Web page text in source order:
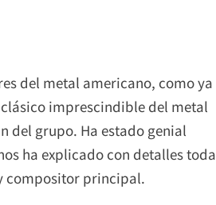
del metal americano, como ya
imprescindible del metal
del grupo. Ha estado genial
ha explicado con detalles toda
compositor principal.